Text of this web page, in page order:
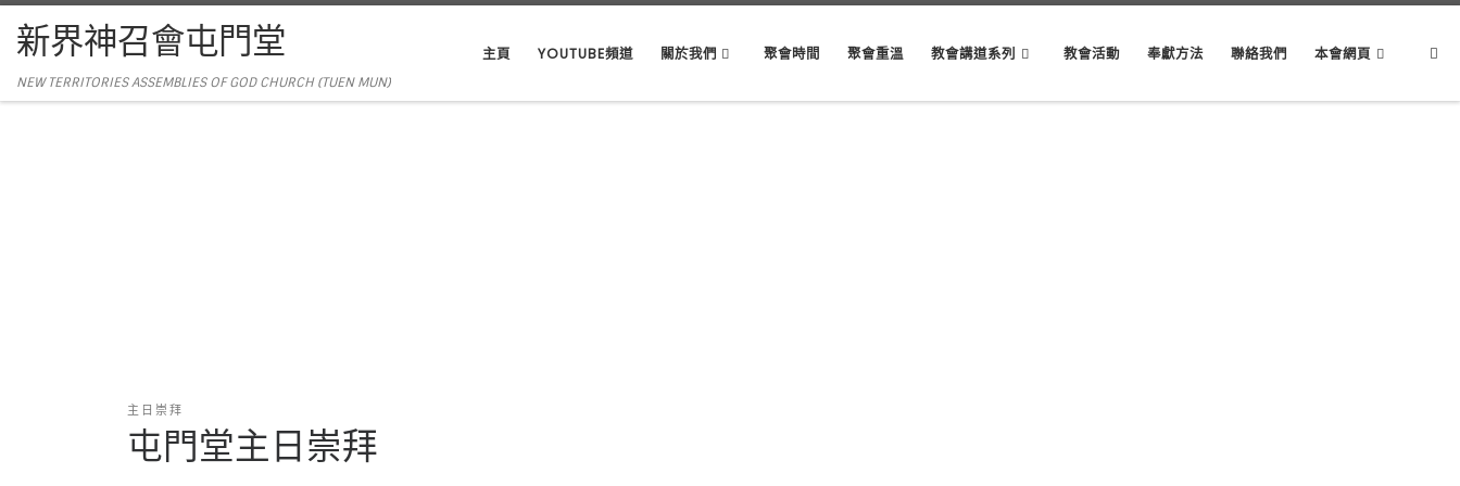
新界神召會屯門堂
NEW TERRITORIES ASSEMBLIES OF GOD CHURCH (TUEN MUN)
主頁 YOUTUBE頻道 關於我們 聚會時間 聚會重溫 教會講道系列 教會活動 奉獻方法 聯絡我們 本會網頁
主日崇拜
屯門堂主日崇拜